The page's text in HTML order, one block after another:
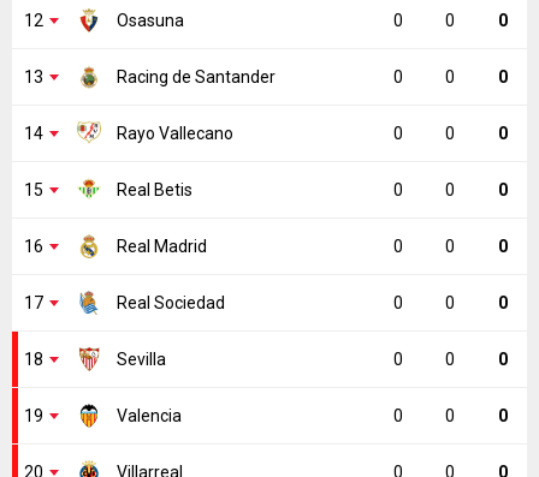
12 Osasuna 0 0 0
13 Racing de Santander 0 0 0
14 Rayo Vallecano 0 0 0
15 Real Betis 0 0 0
16 Real Madrid 0 0 0
17 Real Sociedad 0 0 0
18 Sevilla 0 0 0
19 Valencia 0 0 0
20 Villarreal 0 0 0